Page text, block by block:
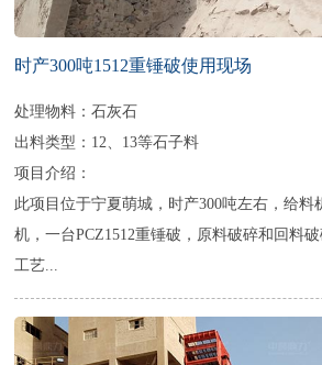
时产300吨1512重锤破使用现场
处理物料：石灰石
出料类型：12、13等石子料
项目介绍：
此项目位于宁夏萌城，时产300吨左右，给料
机，一台PCZ1512重锤破，原料破碎和回料
工艺...